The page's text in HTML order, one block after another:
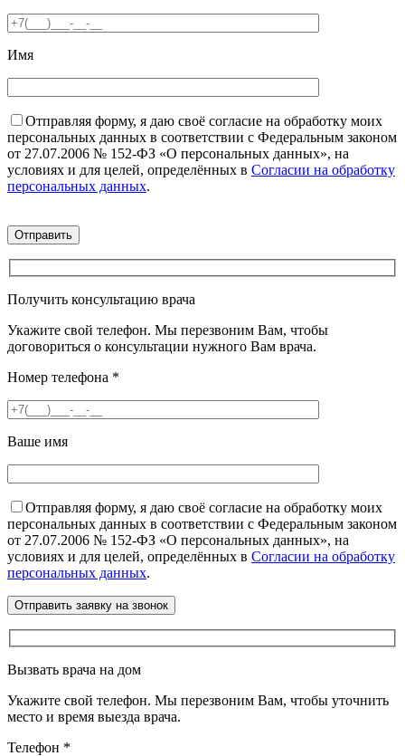
Имя
Отправляя форму, я даю своё согласие на обработку моих
персональных данных в соответствии с Федеральным законом
от 27.07.2006 № 152-ФЗ «О персональных данных», на
условиях и для целей, определённых в Согласии на обработку
персональных данных.
Получить консультацию врача
Укажите свой телефон. Мы перезвоним Вам, чтобы
договориться о консультации нужного Вам врача.
Номер телефона *
Ваше имя
Отправляя форму, я даю своё согласие на обработку моих
персональных данных в соответствии с Федеральным законом
от 27.07.2006 № 152-ФЗ «О персональных данных», на
условиях и для целей, определённых в Согласии на обработку
персональных данных.
Вызвать врача на дом
Укажите свой телефон. Мы перезвоним Вам, чтобы уточнить
место и время выезда врача.
Телефон *